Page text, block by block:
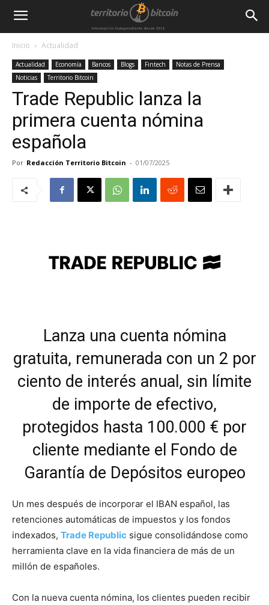
Inicio Actualidad
Actualidad Economía Bancos Blogs Fintech
Notas de Prensa
Noticias
Territorio Bitcoin
Trade Republic lanza la
primera cuenta nómina
española
Por Redacción Territorio Bitcoin - 01/07/2025
Lanza una cuenta nómina
gratuita, remunerada con un 2 por
ciento de interés anual, sin límite
de importe de efectivo,
protegidos hasta 100.000 € por
cliente mediante el Fondo de
Garantía de Depósitos europeo
Un mes después de incorporar el IBAN español, las
retenciones automáticas de impuestos y los fondos
indexados, Trade Republic sigue consolidándose como
herramienta clave en la vida financiera de más de un
millón de españoles.
Con la nueva cuenta nómina, los clientes pueden recibir